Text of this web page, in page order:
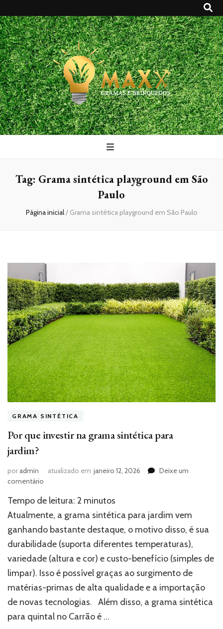
Maxx Gramas
Blog
Tag: Grama sintética playground em São
Paulo
Página inicial/ Grama sintética playground em São Paulo
GRAMA SINTÉTICA
Por que investir na grama sintética para
jardim?
poradmin atualizado em janeiro 12, 2026
Deixe um
comentário
que
investir
grama
sintética
para
jardim?
Tempo de leitura: 2 minutos
Atualmente, a grama sintética para jardim vem
ganhando bastante destaque, o motivo disso, é sua
durabilidade (suporta diferentes temperaturas),
variedade (altura e cor) e custo-benefício (simples de
limpar). Isso é possível graças ao surgimento de
matérias-primas de alta qualidade e a importação
de novas tecnologias. Além disso, a grama sintética
para quintal no Carrão é …